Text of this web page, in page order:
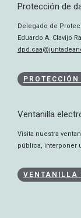
Protección de
Delegado de
Eduardo A. Clavijo
Ventanilla
Visita nuestra
pública, interponer
VENTANILLA